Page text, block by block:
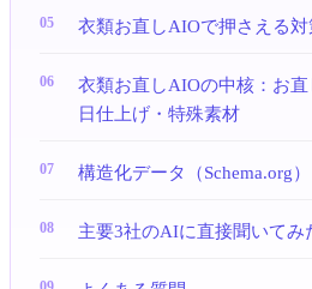
衣類お直しAIOで押さえる対
衣類お直しAIOの中核：お
日仕上げ・特殊素材
構造化データ（Schema.org）
主要3社のAIに直接聞いてみ